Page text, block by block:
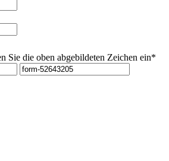
Sie die oben abgebildeten Zeichen ein*